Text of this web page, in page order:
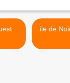
ile de